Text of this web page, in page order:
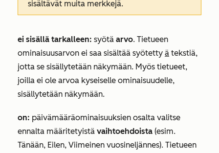
sisältävät muita merkkejä.
ei sisällä tarkalleen: syötä arvo. Tietueen
ominaisuusarvon ei saa sisältää syötetty ä tekstiä,
jotta se sisällytetään näkymään. Myös tietueet,
joilla ei ole arvoa kyseiselle ominaisuudelle,
sisällytetään näkymään.
on: päivämääräominaisuuksien osalta valitse
ennalta määritetyistä vaihtoehdoista (esim.
Tänään, Eilen, Viimeinen vuosineljännes). Tietueen